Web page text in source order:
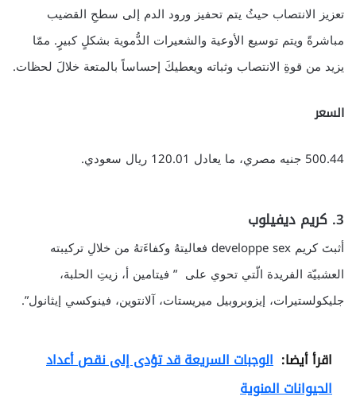
تعزيز الانتصاب حيثُ يتم تحفيز ورود الدم إلى سطحِ القضيب
مباشرةً ويتم توسيع الأوعية والشعيرات الدُّموية بشكلٍ كبيرٍ. ممّا
يزيد من قوةِ الانتصاب وثباته ويعطيكَ إحساساً بالمتعة خلالَ لحظات.
السعر
500.44 جنيه مصري، ما يعادل 120.01 ريال سعودي.
3. كريم ديفيلوب
أثبتَ كريم developpe sex فعاليتهُ وكفاءَتهُ من خلالِ تركيبته
العشبيّة الفريدة الّتي تحوي على ” فيتامين أ، زيتِ الحلبة،
جليكولستيرات، إيزوبروبيل ميريستات، آلانتوين، فينوكسي إيثانول”.
اقرأ أيضا: الوجبات السريعة قد تؤدى إلى نقص أعداد
الحيوانات المنوية